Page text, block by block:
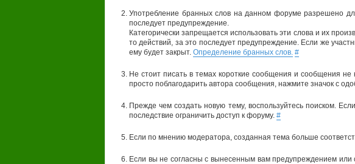
Употребление бранных слов на данном форуме разрешено
последует предупреждение.
Категорически запрещается использовать эти слова и их
то действий, за это последует предупреждение. Если же
ему будет закрыт. Определение бранных слов. #
Не стоит писать в темах короткие сообщения и сообщения не
просто поблагодарить автора сообщения, нажмите значок с
Прежде чем создать новую тему, воспользуйтесь поиском.
последствие ограничить доступ к форуму. #
Если по мнению модератора, созданная тема больше
Если вы не согласны с вынесенным вам предупреждением или